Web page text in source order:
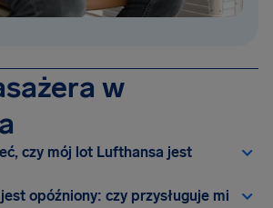
w
czy mój lot Lufthansa jest
opóźniony: czy przysługuje mi